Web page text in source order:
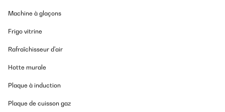
Machine à glaçons
Frigo vitrine
Rafraîchisseur d'air
Hotte murale
Plaque à induction
Plaque de cuisson gaz